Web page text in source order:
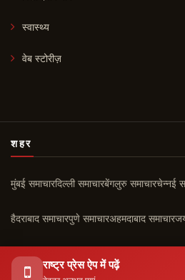
राष्ट्र प्रेस ऐप में पढ़ें
स्वास्थ्य
वेब स्टोरीज़
शहर
मुंबई समाचारदिल्ली समाचारबेंगलुरु समाचारचेन्नई
हैदराबाद समाचारपुणे समाचारअहमदाबाद समाचार
चंडीगढ़ समाचार